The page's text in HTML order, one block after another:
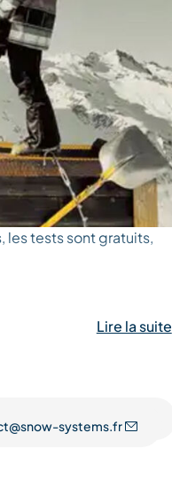
les tests sont gratuits,
Lire la suite
systems.fr